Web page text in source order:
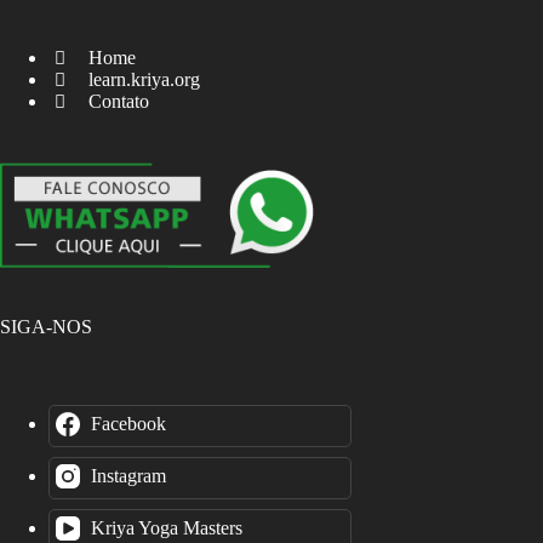
Home
learn.kriya.org
Contato
SIGA-NOS
Facebook
Instagram
Kriya Yoga Masters